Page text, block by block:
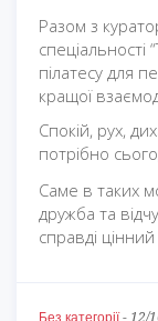
Разом з
спеціальності
пілатесу для
кращої
Спокій, рух,
потрібно
Саме в таких
дружба та
справді
Без категорії- 12/